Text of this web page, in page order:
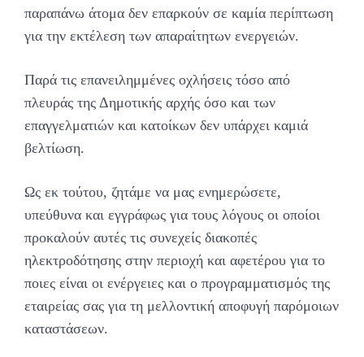
παραπάνω άτομα δεν επαρκούν σε καμία περίπτωση
για την εκτέλεση των απαραίτητων ενεργειών.
Παρά τις επανειλημμένες οχλήσεις τόσο από
πλευράς της Δημοτικής αρχής όσο και των
επαγγελματιών και κατοίκων δεν υπάρχει καμιά
βελτίωση.
Ως εκ τούτου, ζητάμε να μας ενημερώσετε,
υπεύθυνα και εγγράφως για τους λόγους οι οποίοι
προκαλούν αυτές τις συνεχείς διακοπές
ηλεκτροδότησης στην περιοχή και αφετέρου για το
ποιες είναι οι ενέργειες και ο προγραμματισμός της
εταιρείας σας για τη μελλοντική αποφυγή παρόμοιων
καταστάσεων.